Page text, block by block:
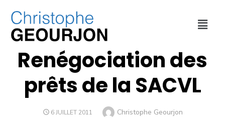
FINANCES ,URBANISME
Renégociation des
prêts de la SACVL
6 JUILLET 2011 Christophe Geourjon